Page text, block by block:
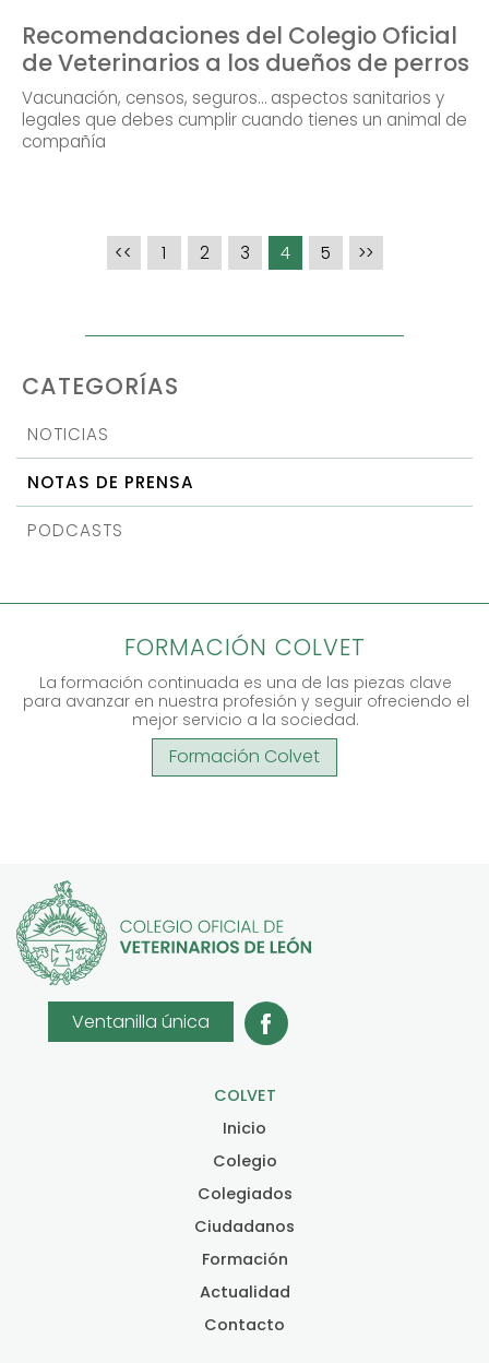
Recomendaciones del Colegio Oficial
de Veterinarios a los dueños de perros
Vacunación, censos, seguros… aspectos sanitarios y
legales que debes cumplir cuando tienes un animal de
compañía
<< 1 2 3 4 5 >>
CATEGORÍAS
NOTICIAS
NOTAS DE PRENSA
PODCASTS
FORMACIÓN COLVET
La formación continuada es una de las piezas clave
para avanzar en nuestra profesión y seguir ofreciendo el
mejor servicio a la sociedad.
Formación Colvet
Ventanilla única
COLVET
Inicio
Colegio
Colegiados
Ciudadanos
Formación
Actualidad
Contacto